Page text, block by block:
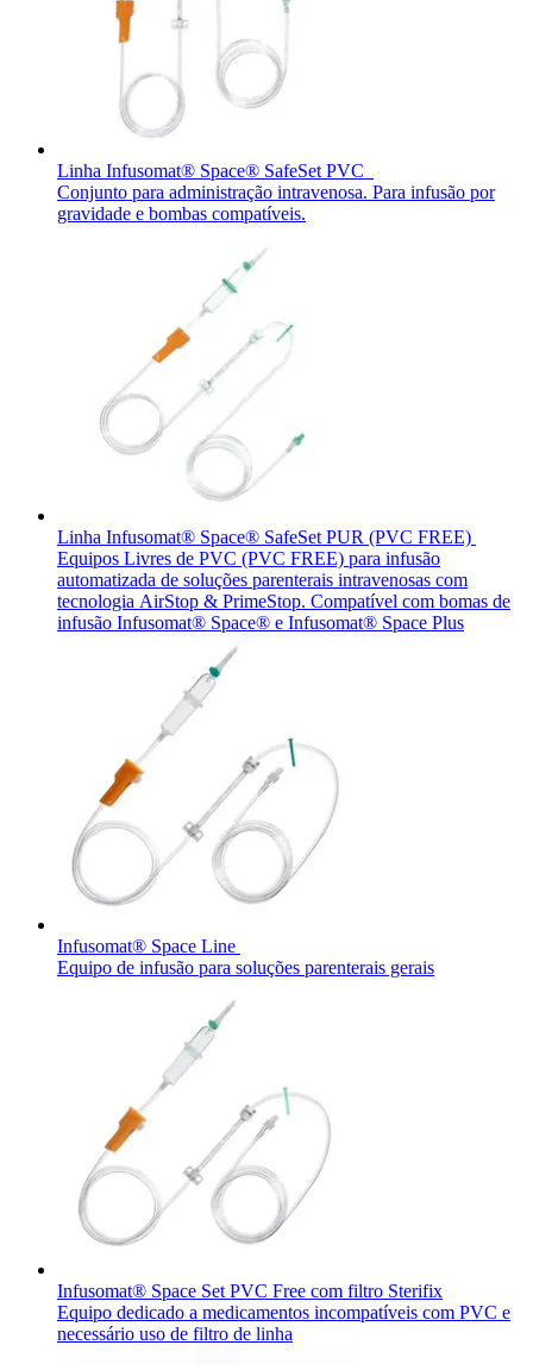
Catálogo de Produtos
Encontre o produto que está procurando. ​Visite o catálogo de
produtos da B. Braun ​com nosso portfólio completo.
Aesculap Academy
Educação continuada para profissionais da saúde. Acesse a
Aesculap Academy Brasil e inscreva-se!
O Programa Celebrar é o Programa de Suporte ao Paciente
(PSP) da B. Braun, oferecido gratuitamente para pessoas com
estomia e disfunções miccionais.
Contato
Innovation Hub
Vamos impulsionar a inovação em ​tecnologia médica juntos. ​
Saiba mais sobre nosso centro de ​inovação global e apresente
sua ideia.
Entre em contato conosco.
Linha Infusomat® Space® SafeSet PVC
Conjunto para administração intravenosa. Para infusão por
gravidade e bombas compatíveis.
Linha Infusomat® Space® SafeSet PUR (PVC FREE)
Equipos Livres de PVC (PVC FREE) para infusão
automatizada de soluções parenterais intravenosas com
tecnologia AirStop & PrimeStop. Compatível com bomas de
infusão Infusomat® Space® e Infusomat® Space Plus
Infusomat® Space Line
Equipo de infusão para soluções parenterais gerais
Infusomat® Space Set PVC Free com filtro Sterifix
Equipo dedicado a medicamentos incompatíveis com PVC e
necessário uso de filtro de linha